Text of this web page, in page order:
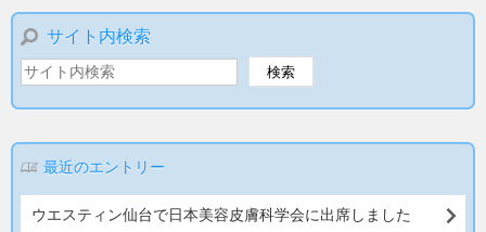
サイト内検索
最近のエントリー
ウエスティン仙台で日本美容皮膚科学会に出席しました